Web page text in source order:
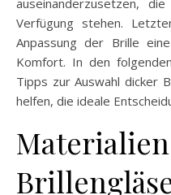
Verfügung stehen.
Anpassung der Brille
Komfort. In den
Tipps zur Auswahl dicker
helfen, die ideale